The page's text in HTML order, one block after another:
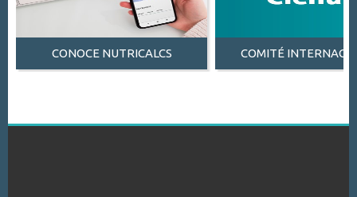
CONOCE NUTRICALCS COMITÉ